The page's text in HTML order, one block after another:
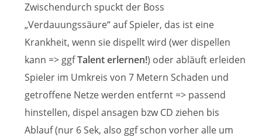
Zwischendurch spuckt der Boss
„Verdauungssäure“ auf Spieler, das ist eine
Krankheit, wenn sie dispellt wird (wer dispellen
kann => ggfTalent erlernen!) oder abläuft erleiden
Spieler im Umkreis von 7 Metern Schaden und
getroffene Netze werden entfernt => passend
hinstellen, dispel ansagen bzw CD ziehen bis
Ablauf (nur 6 Sek, also ggf schon vorher alle um